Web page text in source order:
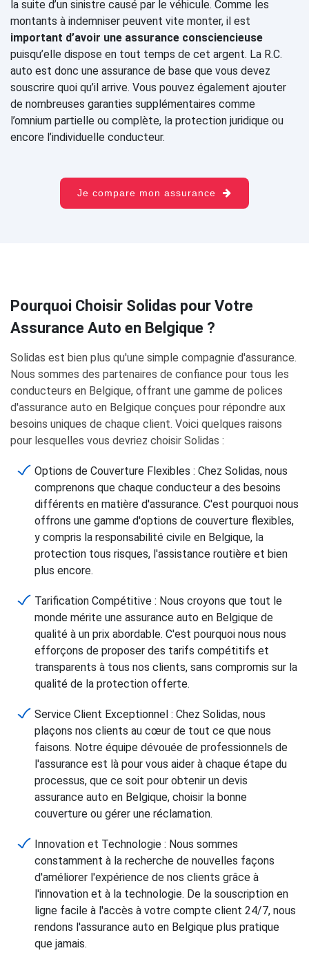
la suite d’un sinistre causé par le véhicule. Comme les
montants à indemniser peuvent vite monter, il est
important d’avoir une assurance consciencieuse
puisqu’elle dispose en tout temps de cet argent. La R.C.
auto est donc une assurance de base que vous devez
souscrire quoi qu’il arrive. Vous pouvez également ajouter
de nombreuses garanties supplémentaires comme
l’omnium partielle ou complète, la protection juridique ou
encore l’individuelle conducteur.
Je compare mon assurance
Pourquoi Choisir Solidas pour Votre
Assurance Auto en Belgique ?
Solidas est bien plus qu'une simple compagnie d'assurance.
Nous sommes des partenaires de confiance pour tous les
conducteurs en Belgique, offrant une gamme de polices
d'assurance auto en Belgique conçues pour répondre aux
besoins uniques de chaque client. Voici quelques raisons
pour lesquelles vous devriez choisir Solidas :
Options de Couverture Flexibles : Chez Solidas, nous
comprenons que chaque conducteur a des besoins
différents en matière d'assurance. C'est pourquoi nous
offrons une gamme d'options de couverture flexibles,
y compris la responsabilité civile en Belgique, la
protection tous risques, l'assistance routière et bien
plus encore.
Tarification Compétitive : Nous croyons que tout le
monde mérite une assurance auto en Belgique de
qualité à un prix abordable. C'est pourquoi nous nous
efforçons de proposer des tarifs compétitifs et
transparents à tous nos clients, sans compromis sur la
qualité de la protection offerte.
Service Client Exceptionnel : Chez Solidas, nous
plaçons nos clients au cœur de tout ce que nous
faisons. Notre équipe dévouée de professionnels de
l'assurance est là pour vous aider à chaque étape du
processus, que ce soit pour obtenir un devis
assurance auto en Belgique, choisir la bonne
couverture ou gérer une réclamation.
Innovation et Technologie : Nous sommes
constamment à la recherche de nouvelles façons
d'améliorer l'expérience de nos clients grâce à
l'innovation et à la technologie. De la souscription en
ligne facile à l'accès à votre compte client 24/7, nous
rendons l'assurance auto en Belgique plus pratique
que jamais.